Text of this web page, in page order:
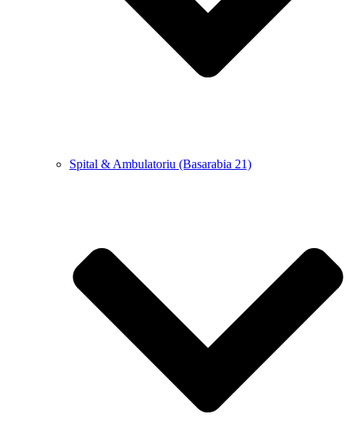
Spital & Ambulatoriu (Basarabia 21)